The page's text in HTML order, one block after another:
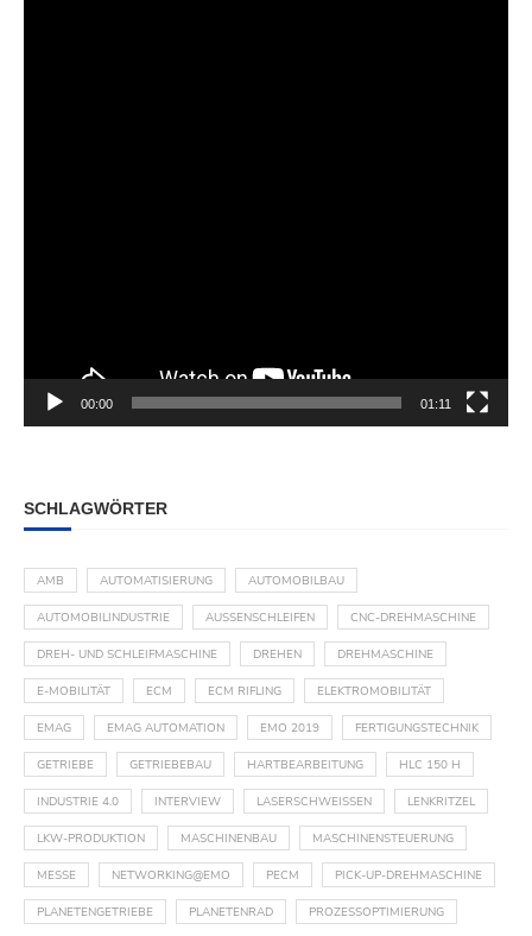
00:00 01:11
SCHLAGWÖRTER
AMB AUTOMATISIERUNG AUTOMOBILBAU
AUTOMOBILINDUSTRIE AUSSENSCHLEIFEN CNC-DREHMASCHINE
DREH- UND SCHLEIFMASCHINE DREHEN DREHMASCHINE
E-MOBILITÄT ECM ECM RIFLING ELEKTROMOBILITÄT
EMAG EMAG AUTOMATION EMO 2019 FERTIGUNGSTECHNIK
GETRIEBE GETRIEBEBAU HARTBEARBEITUNG HLC 150 H
INDUSTRIE 4.0 INTERVIEW LASERSCHWEISSEN LENKRITZEL
LKW-PRODUKTION MASCHINENBAU MASCHINENSTEUERUNG
MESSE NETWORKING@EMO PECM PICK-UP-DREHMASCHINE
PLANETENGETRIEBE PLANETENRAD PROZESSOPTIMIERUNG